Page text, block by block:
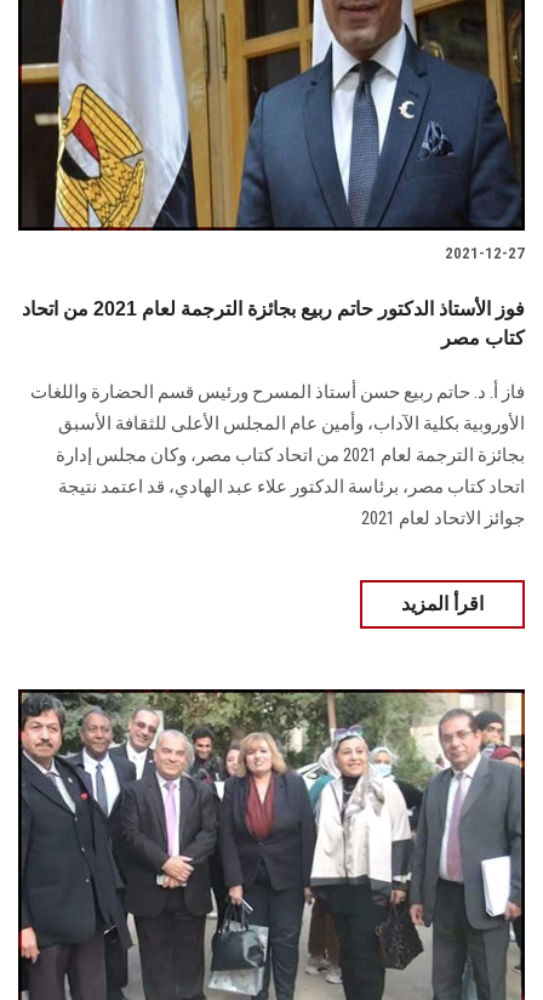
2021-12-27
فوز الأستاذ الدكتور حاتم ربيع بجائزة الترجمة لعام 2021 من اتحاد
كتاب مصر
فاز أ. د. حاتم ربيع حسن أستاذ المسرح ورئيس قسم الحضارة واللغات
الأوروبية بكلية الآداب، وأمين عام المجلس الأعلى للثقافة الأسبق
بجائزة الترجمة لعام 2021 من اتحاد كتاب مصر، وكان مجلس إدارة
اتحاد كتاب مصر، برئاسة الدكتور علاء عبد الهادي، قد اعتمد نتيجة
جوائز الاتحاد لعام 2021
اقرأ المزيد